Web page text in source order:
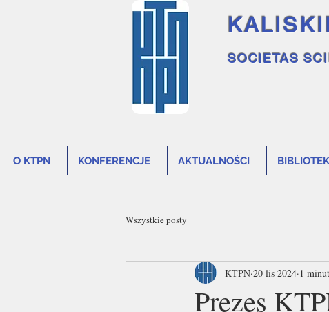
SOCIETAS
O KTPN KONFERENCJE AKTUALNOŚCI
Wszystkie posty
Prezes
KTPN 20 lis 2024 1